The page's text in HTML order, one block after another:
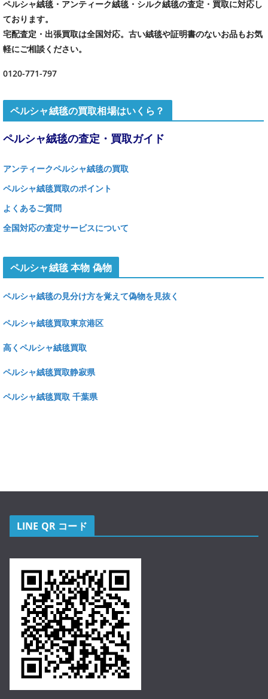
ペルシャ絨毯・アンティーク絨毯・シルク絨毯の査定・買取に対応し
ております。
宅配査定・出張買取は全国対応。古い絨毯や証明書のないお品もお気
軽にご相談ください。
0120-771-797
ペルシャ絨毯の買取相場はいくら？
ペルシャ絨毯の査定・買取ガイド
アンティークペルシャ絨毯の買取
ペルシャ絨毯買取のポイント
よくあるご質問
全国対応の査定サービスについて
ペルシャ絨毯 本物 偽物
ペルシャ絨毯の見分け方を覚えて偽物を見抜く
ペルシャ絨毯買取東京港区
高くペルシャ絨毯買取
ペルシャ絨毯買取静寂県
ペルシャ絨毯買取 千葉県
LINE QR コード